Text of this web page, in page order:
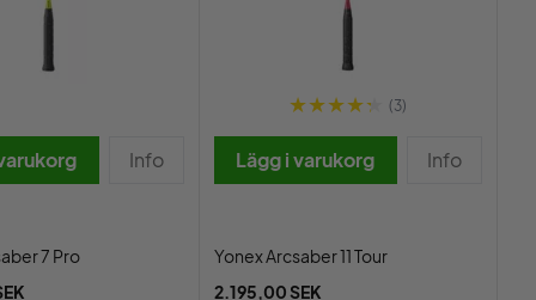
Info
7 Pro
(3)
Lägg i varukorg Info
Yonex Arcsaber 11 Tour
2.195,00 SEK